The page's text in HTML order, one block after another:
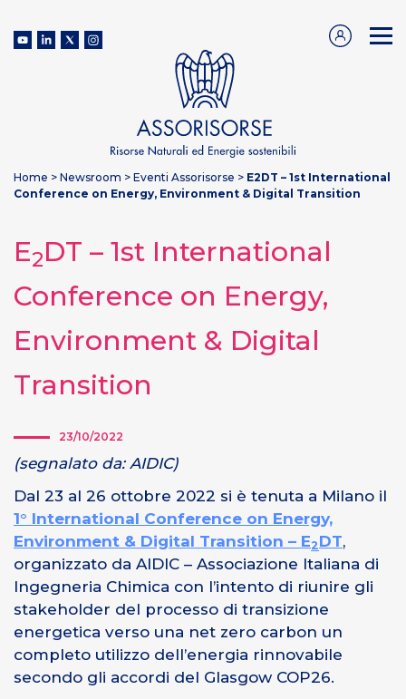
Home > Newsroom > Eventi Assorisorse > E2DT – 1st International
Conference on Energy, Environment & Digital Transition
E2DT – 1st International
Conference on Energy,
Environment & Digital
Transition
23/10/2022
(segnalato da: AIDIC)
Dal 23 al 26 ottobre 2022 si è tenuta a Milano il
1° International Conference on Energy,
Environment & Digital Transition – E2DT,
organizzato da AIDIC – Associazione Italiana di
Ingegneria Chimica con l’intento di riunire gli
stakeholder del processo di transizione
energetica verso una net zero carbon un
completo utilizzo dell’energia rinnovabile
secondo gli accordi del Glasgow COP26.